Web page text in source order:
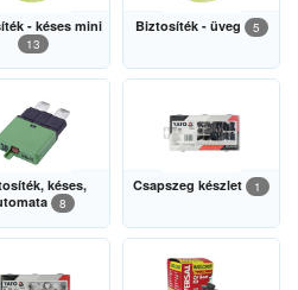
- késes mini
13
Biztosíték - üveg 5
késes,
8
Csapszeg készlet 1